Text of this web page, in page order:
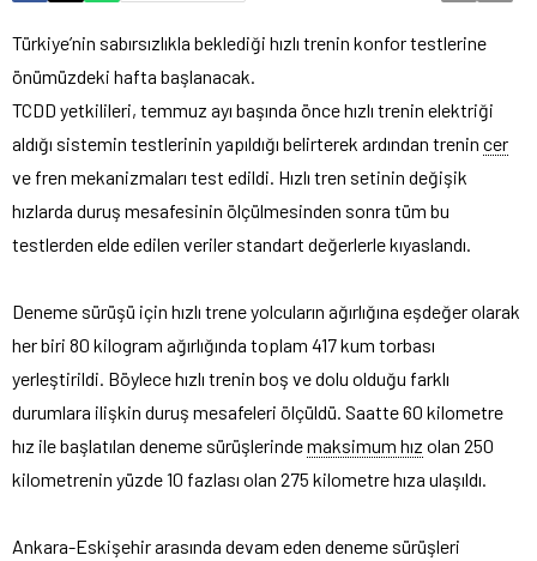
Türkiye’nin sabırsızlıkla beklediği hızlı trenin konfor testlerine
önümüzdeki hafta başlanacak.
TCDD yetkilileri, temmuz ayı başında önce hızlı trenin elektriği
aldığı sistemin testlerinin yapıldığı belirterek ardından trenin cer
ve fren mekanizmaları test edildi. Hızlı tren setinin değişik
hızlarda duruş mesafesinin ölçülmesinden sonra tüm bu
testlerden elde edilen veriler standart değerlerle kıyaslandı.
Deneme sürüşü için hızlı trene yolcuların ağırlığına eşdeğer olarak
her biri 80 kilogram ağırlığında toplam 417 kum torbası
yerleştirildi. Böylece hızlı trenin boş ve dolu olduğu farklı
durumlara ilişkin duruş mesafeleri ölçüldü. Saatte 60 kilometre
hız ile başlatılan deneme sürüşlerindemaksimum hız olan 250
kilometrenin yüzde 10 fazlası olan 275 kilometre hıza ulaşıldı.
Ankara-Eskişehir arasında devam eden deneme sürüşleri